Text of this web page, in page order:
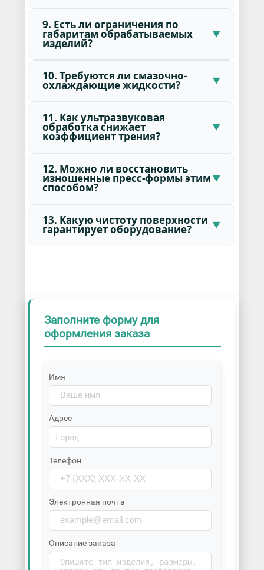
9. Есть ли ограничения по
габаритам обрабатываемых
изделий?
10. Требуются ли смазочно-
охлаждающие жидкости?
11. Как ультразвуковая
обработка снижает
коэффициент трения?
12. Можно ли восстановить
изношенные пресс-формы этим
способом?
13. Какую чистоту поверхности
гарантирует оборудование?
Заполните форму для
оформления заказа
Имя
Адрес
Телефон
Электронная почта
Описание заказа